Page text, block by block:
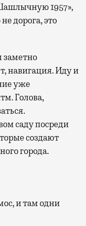
1957»,
дорога, это
заметно
навигация. Иду и
уже
Голова,
саду посреди
создают
города.
и там одни